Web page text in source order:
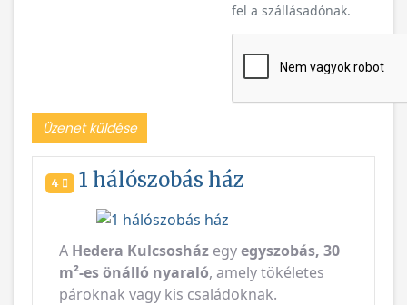
fel a szállásadónak.
Üzenet küldése
4 1 hálószobás ház
Vissza
A Hedera Kulcsosház egyegyszobás, 30
m²-es önálló nyaraló, amely tökéletes
pároknak vagy kis családoknak.